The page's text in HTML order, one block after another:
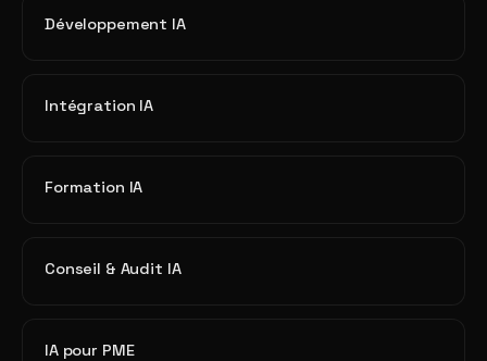
Développement IA
Intégration IA
Formation IA
Conseil & Audit IA
IA pour PME